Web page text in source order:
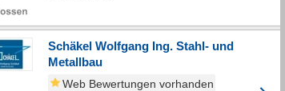
Schäkel Wolfgang Ing. Stahl- und
Metallbau
Web Bewertungen vorhanden